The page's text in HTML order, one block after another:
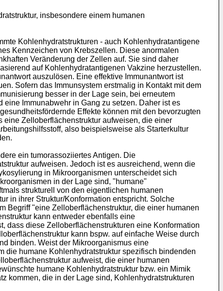
insbesondere einem humanen
Kohlenhydratstrukturen - auch Kohlenhydratantigene
Kennzeichen von Krebszellen. Diese anormalen
Veränderung der Zellen auf. Sie sind daher
auf Kohlenhydratantigenen Vakzine herzustellen.
auszulösen. Eine effektive Immunantwort ist
Sofern das Immunsystem erstmalig in Kontakt mit dem
besser in der Lage sein, bei erneutem
Immunabwehr in Gang zu setzen. Daher ist es
Effekte können mit den bevorzugten
Zelloberflächenstruktur aufweisen, die einer
also beispielsweise als Starterkultur
ein tumorassoziiertes Antigen. Die
aufweisen. Jedoch ist es ausreichend, wenn die
in Mikroorganismen unterscheidet sich
in der Lage sind, "humane"
strukturell von den eigentlichen humanen
in ihrer Struktur/Konformation entspricht. Solche
Begriff "eine Zelloberflächenstruktur, die einer humanen
kann entweder ebenfalls eine
dass diese Zelloberflächenstrukturen eine Konformation
kann bspw. auf einfache Weise durch
binden. Weist der Mikroorganismus eine
die humane Kohlenhydratstruktur spezifisch bindenden
aufweist, die einer humanen
humane Kohlenhydratstruktur bzw. ein Mimik
kommen, die in der Lage sind, Kohlenhydratstrukturen